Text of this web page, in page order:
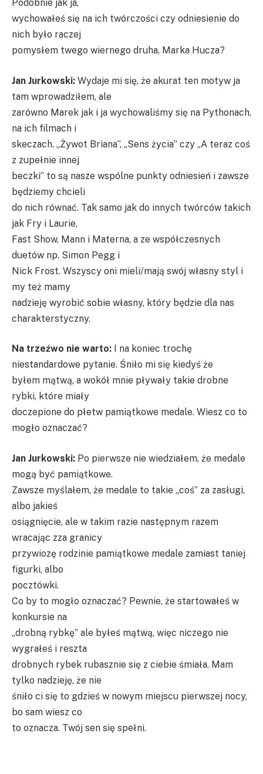
Podobnie jak ja,
wychowałeś się na ich twórczości czy odniesienie do
nich było raczej
pomysłem twego wiernego druha, Marka Hucza?
Jan Jurkowski: Wydaje mi się, że akurat ten motyw ja
tam wprowadziłem, ale
zarówno Marek jak i ja wychowaliśmy się na Pythonach,
na ich filmach i
skeczach. „Żywot Briana”, „Sens życia” czy „A teraz coś
z zupełnie innej
beczki” to są nasze wspólne punkty odniesień i zawsze
będziemy chcieli
do nich równać. Tak samo jak do innych twórców takich
jak Fry i Laurie,
Fast Show, Mann i Materna, a ze współczesnych
duetów np. Simon Pegg i
Nick Frost. Wszyscy oni mieli/mają swój własny styl i
my też mamy
nadzieję wyrobić sobie własny, który będzie dla nas
charakterstyczny.
Na trzeźwo nie warto: I na koniec trochę
niestandardowe pytanie. Śniło mi się kiedyś że
byłem mątwą, a wokół mnie pływały takie drobne
rybki, które miały
doczepione do płetw pamiątkowe medale. Wiesz co to
mogło oznaczać?
Jan Jurkowski: Po pierwsze nie wiedziałem, że medale
mogą być pamiątkowe.
Zawsze myślałem, że medale to takie „coś” za zasługi,
albo jakieś
osiągnięcie, ale w takim razie następnym razem
wracając zza granicy
przywiozę rodzinie pamiątkowe medale zamiast taniej
figurki, albo
pocztówki.
Co by to mogło oznaczać? Pewnie, że startowałeś w
konkursie na
„drobną rybkę” ale byłeś mątwą, więc niczego nie
wygrałeś i reszta
drobnych rybek rubasznie się z ciebie śmiała. Mam
tylko nadzieję, że nie
śniło ci się to gdzieś w nowym miejscu pierwszej nocy,
bo sam wiesz co
to oznacza. Twój sen się spełni.